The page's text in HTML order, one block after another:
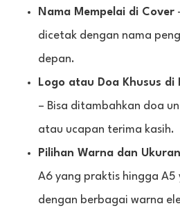
Nama Mempelai di Cover
dicetak dengan nama
depan.
Logo atau Doa Khusus di
– Bisa ditambahkan doa
atau ucapan terima kasih.
Pilihan Warna dan Ukuran
A6 yang praktis hingga A5
dengan berbagai warna